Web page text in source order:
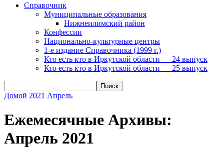
Справочник
Муниципальные образования
Нижнеилимский район
Конфессии
Национально-культурные центры
1-е издание Справочника (1999 г.)
Кто есть кто в Иркутской области — 24 выпуск
Кто есть кто в Иркутской области — 25 выпуск
Домой 2021 Апрель
Ежемесячные Архивы:
Апрель 2021